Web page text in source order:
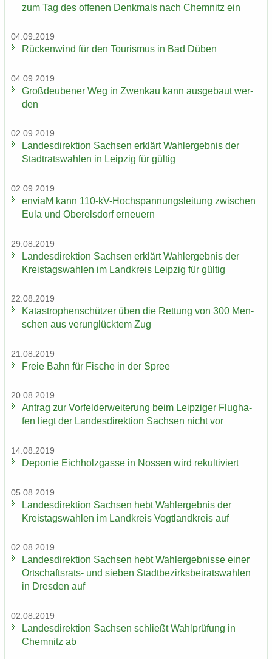
zum Tag des of­fe­nen Denk­mals nach Chem­nitz ein
04.09.2019
Rü­cken­wind für den Tou­ris­mus in Bad Düben
04.09.2019
Groß­deu­be­ner Weg in Zwenkau kann aus­ge­baut wer­
den
02.09.2019
Lan­des­di­rek­ti­on Sach­sen er­klärt Wahl­er­geb­nis der
Stadt­rats­wah­len in Leip­zig für gül­tig
02.09.2019
en­viaM kann 110-​kV-Hochspannungsleitung zwi­schen
Eula und Ober­els­dorf er­neu­ern
29.08.2019
Lan­des­di­rek­ti­on Sach­sen er­klärt Wahl­er­geb­nis der
Kreis­tags­wah­len im Land­kreis Leip­zig für gül­tig
22.08.2019
Ka­ta­stro­phen­schüt­zer üben die Ret­tung von 300 Men­
schen aus ver­un­glück­tem Zug
21.08.2019
Freie Bahn für Fi­sche in der Spree
20.08.2019
An­trag zur Vor­fel­d­er­wei­te­rung beim Leip­zi­ger Flug­ha­
fen liegt der Lan­des­di­rek­ti­on Sach­sen nicht vor
14.08.2019
De­po­nie Eich­holz­gas­se in Nos­sen wird re­kul­ti­viert
05.08.2019
Lan­des­di­rek­ti­on Sach­sen hebt Wahl­er­geb­nis der
Kreis­tags­wah­len im Land­kreis Vogt­land­kreis auf
02.08.2019
Lan­des­di­rek­ti­on Sach­sen hebt Wahl­er­geb­nis­se einer
Ortschaftsrats-​ und sie­ben Stadt­be­zirks­bei­rats­wah­len
in Dres­den auf
02.08.2019
Lan­des­di­rek­ti­on Sach­sen schließt Wahl­prü­fung in
Chem­nitz ab